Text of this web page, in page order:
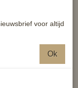
voor altijd
Ok